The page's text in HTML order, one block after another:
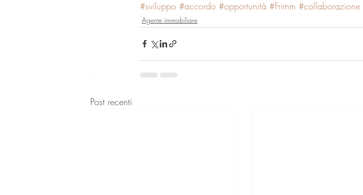
#sviluppo #accordo #opportunità #Frimm #collaborazione
Agente immobiliare
Post recenti